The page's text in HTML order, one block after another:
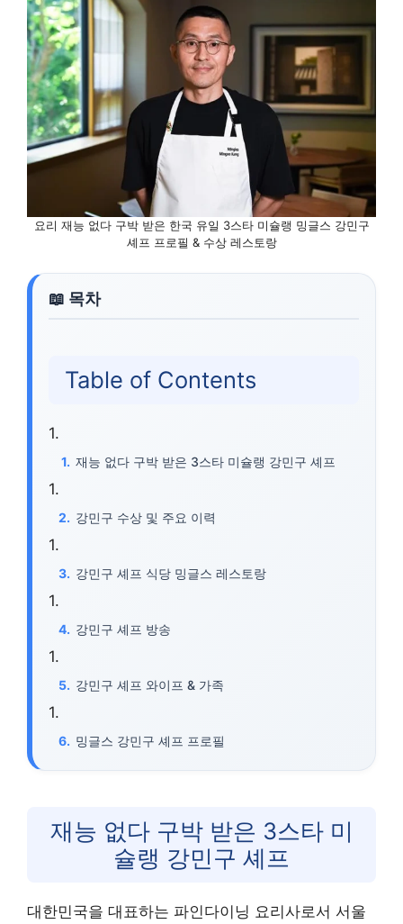
요리 재능 없다 구박 받은 한국 유일 3스타 미슐랭 밍글스 강민구
셰프 프로필 & 수상 레스토랑
Table of Contents
재능 없다 구박 받은 3스타 미슐랭 강민구 셰프
강민구 수상 및 주요 이력
강민구 셰프 식당 밍글스 레스토랑
강민구 셰프 방송
강민구 셰프 와이프 & 가족
밍글스 강민구 셰프 프로필
재능 없다 구박 받은 3스타 미
슐랭 강민구 셰프
대한민국을 대표하는 파인다이닝 요리사로서 서울